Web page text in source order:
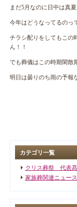
まだ5月なのに日中は真
今年はどうなってるのっ
チラシ配りをしてもこの
ん！！
でも葬儀はこの時期閑散
明日は曇りのち雨の予報
カテゴリ一覧
クリス葬祭 代表髙
家族葬関連ニュー